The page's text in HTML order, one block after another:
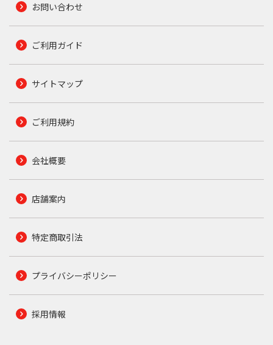
お問い合わせ
ご利用ガイド
サイトマップ
ご利用規約
会社概要
店舗案内
特定商取引法
プライバシーポリシー
採用情報